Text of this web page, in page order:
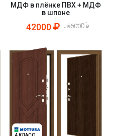
МДФ в плёнке ПВХ + МДФ
в шпоне
42000 56000